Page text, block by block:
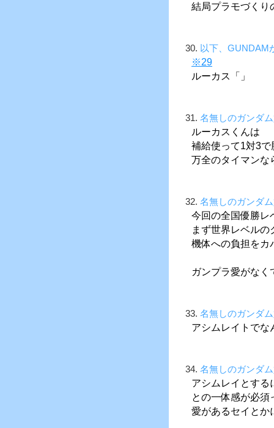
結局プラモづくり
30. 以下、GUNDAM
※29
ルーカス「」
31. 名無しのガンダ
ルーカスくんは
補給使って1対3
万全のタイマンな
32. 名無しのガンダ
今回の全国優勝レ
まず世界レベル
機体への負担をカ
ガンプラ愛がなく
33. 名無しのガンダ
アシムレイトでな
34. 名無しのガンダ
アシムレイとする
との一体感が必
愛があるセイとか